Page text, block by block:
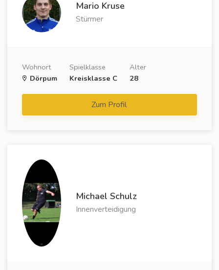
Mario Kruse
Stürmer
Wohnort
Dörpum
Spielklasse
Kreisklasse C
Alter
28
Zum Profil
Michael Schulz
Innenverteidigung